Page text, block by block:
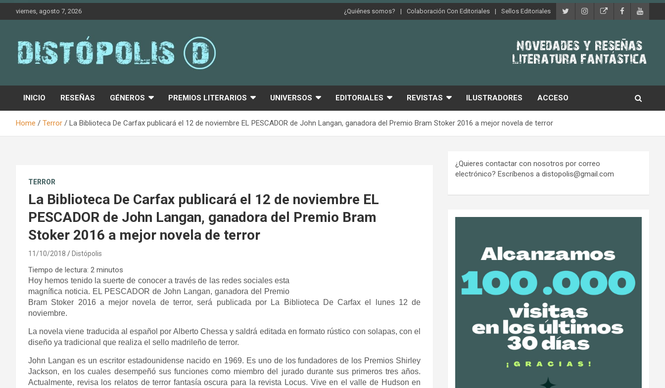
Skip
viernes, agosto 7, 2026 ¿Quiénes somos? Colaboración Con Editoriales Sellos Editoriales
Distópolis
INICIO RESEÑAS GÉNEROS PREMIOS LITERARIOS UNIVERSOS EDITORIALES REVISTAS ILUSTRADORES ACCESO
Home Terror La Biblioteca De Carfax publicará el 12 de noviembre EL PESCADOR de John Langan, ganadora del Premio Bram Stoker 2016 a mejor novela de terror
TERROR
La Biblioteca De Carfax publicará el 12 de noviembre EL
PESCADOR de John Langan, ganadora del Premio Bram
Stoker 2016 a mejor novela de terror
11/10/2018 Distópolis
Tiempo de lectura: 2 minutos
Hoy hemos tenido la suerte de conocer a través de las redes sociales esta
magnífica noticia. EL PESCADOR de John Langan, ganadora del Premio
Bram Stoker 2016 a mejor novela de terror, será publicada por La Biblioteca De Carfax el lunes 12 de
noviembre.
La novela viene traducida al español por Alberto Chessa y saldrá editada en formato rústico con solapas, con el
diseño ya tradicional que realiza el sello madrileño de terror.
John Langan es un escritor estadounidense nacido en 1969. Es uno de los fundadores de los Premios Shirley
Jackson, en los cuales desempeñó sus funciones como miembro del jurado durante sus primeros tres años.
Actualmente, revisa los relatos de terror fantasía oscura para la revista Locus. Vive en el valle de Hudson en
¿Quieres contactar con nosotros por correo
electrónico? Escríbenos a distopolis@gmail.com